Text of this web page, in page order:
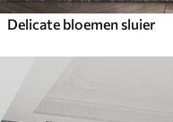
Delicate bloemen sluier